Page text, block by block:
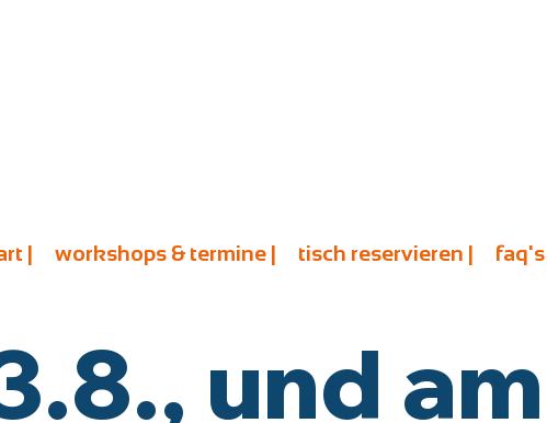
| workshops & termine | tisch reservieren | faq's
und